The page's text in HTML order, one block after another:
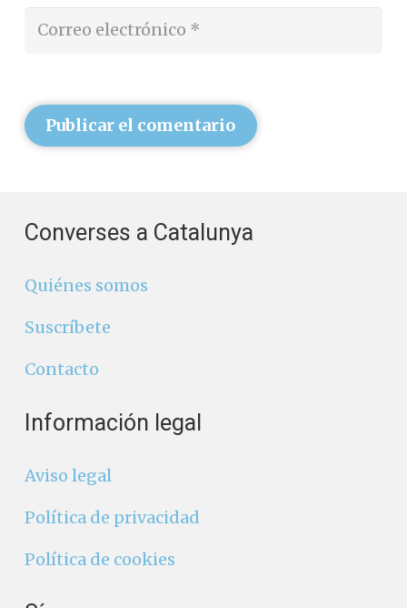
Publicar el comentario
Converses a Catalunya
Quiénes somos
Suscríbete
Contacto
Información legal
Aviso legal
Política de privacidad
Política de cookies